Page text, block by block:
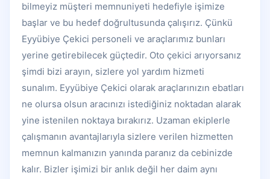
bilmeyiz müşteri memnuniyeti hedefiyle işimize
başlar ve bu hedef doğrultusunda çalışırız. Çünkü
Eyyübiye Çekici personeli ve araçlarımız bunları
yerine getirebilecek güçtedir. Oto çekici arıyorsanız
şimdi bizi arayın, sizlere yol yardım hizmeti
sunalım. Eyyübiye Çekici olarak araçlarınızın ebatları
ne olursa olsun aracınızı istediğiniz noktadan alarak
yine istenilen noktaya bırakırız. Uzaman ekiplerle
çalışmanın avantajlarıyla sizlere verilen hizmetten
memnun kalmanızın yanında paranız da cebinizde
kalır. Bizler işimizi bir anlık değil her daim aynı